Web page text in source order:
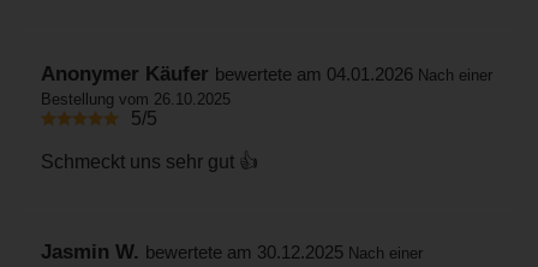
Anonymer Käufer bewertete am 04.01.2026 Nach einer
Bestellung vom 26.10.2025
5/5
Schmeckt uns sehr gut 👍
Jasmin W. bewertete am 30.12.2025 Nach einer